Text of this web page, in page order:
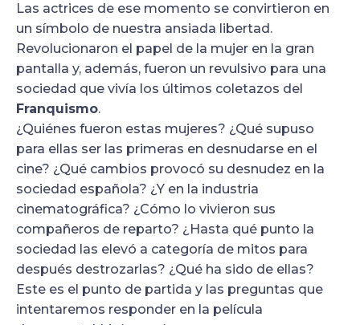
Las actrices de ese momento se convirtieron en
un símbolo de nuestra ansiada libertad.
Revolucionaron el papel de la mujer en la gran
pantalla y, además, fueron un revulsivo para una
sociedad que vivía los últimos coletazos del
Franquismo.
¿Quiénes fueron estas mujeres? ¿Qué supuso
para ellas ser las primeras en desnudarse en el
cine? ¿Qué cambios provocó su desnudez en la
sociedad española? ¿Y en la industria
cinematográfica? ¿Cómo lo vivieron sus
compañeros de reparto? ¿Hasta qué punto la
sociedad las elevó a categoría de mitos para
después destrozarlas? ¿Qué ha sido de ellas?
Este es el punto de partida y las preguntas que
intentaremos responder en la película